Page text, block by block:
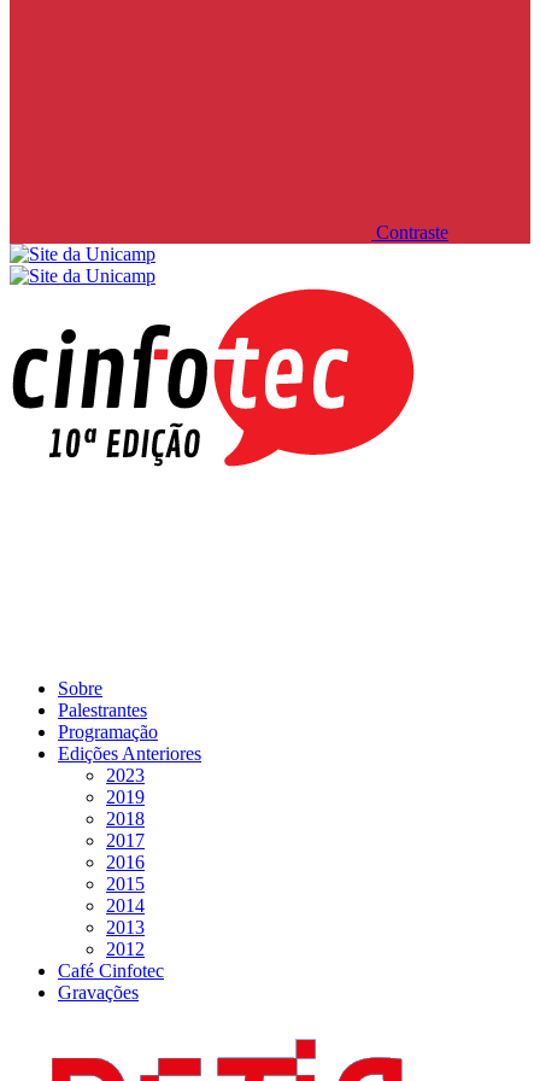
Contraste
Sobre
Palestrantes
Programação
Edições Anteriores
2023
2019
2018
2017
2016
2015
2014
2013
2012
Café Cinfotec
Gravações